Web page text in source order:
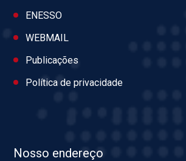
ENESSO
WEBMAIL
Publicações
Política de privacidade
Nosso endereço